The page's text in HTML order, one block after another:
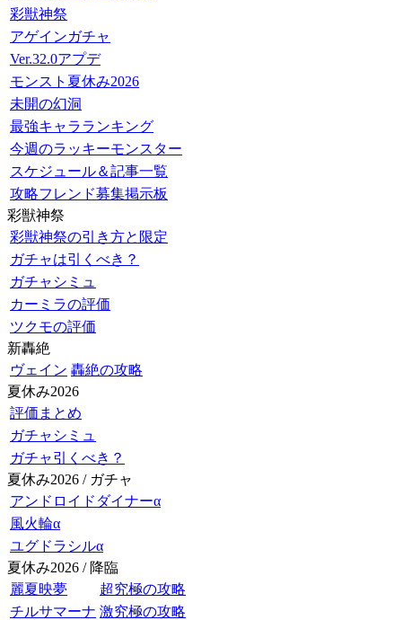
彩獣神祭
アゲインガチャ
Ver.32.0アプデ
モンスト夏休み2026
未開の幻洞
最強キャラランキング
今週のラッキーモンスター
スケジュール＆記事一覧
攻略フレンド募集掲示板
彩獣神祭
彩獣神祭の引き方と限定
ガチャは引くべき？
ガチャシミュ
カーミラの評価
ツクモの評価
新轟絶
ヴェイン 轟絶の攻略
夏休み2026
評価まとめ
ガチャシミュ
ガチャ引くべき？
夏休み2026 / ガチャ
アンドロイドダイナーα
風火輪α
ユグドラシルα
夏休み2026 / 降臨
麗夏映夢
超究極の攻略
チルサマーナ 激究極の攻略